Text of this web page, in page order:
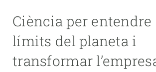
Ciència per entendre
límits del planeta i
transformar